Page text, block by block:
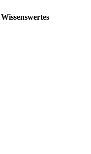
Wissenswertes